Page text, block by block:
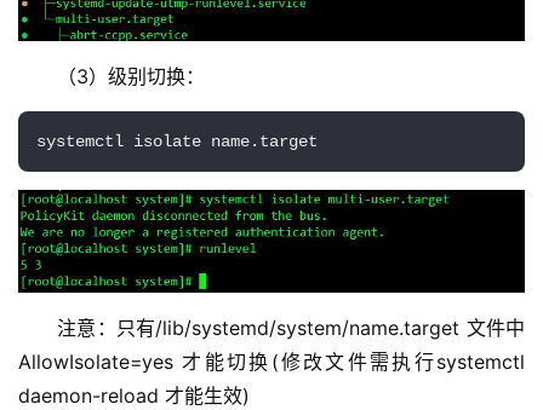
（3）级别切换：
systemctl isolate name.target
注意：只有/lib/systemd/system/name.target 文件中
AllowIsolate=yes 才能切换(修改文件需执行systemctl
daemon-reload 才能生效)